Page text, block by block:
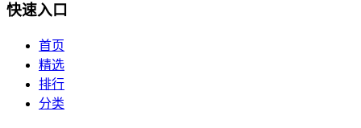
快速入口
首页
精选
排行
分类